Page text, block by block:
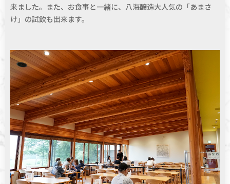
来ました。また、お食事と一緒に、八海醸造大人気の「あまさ
け」の試飲も出来ます。